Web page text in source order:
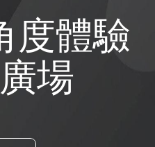
度體驗
場